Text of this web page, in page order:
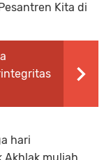
Kita di
hari